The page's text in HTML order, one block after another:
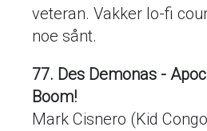
veteran. Vakker lo-fi
noe sånt.
77. Des Demonas -
Boom!
Mark Cisnero (Kid